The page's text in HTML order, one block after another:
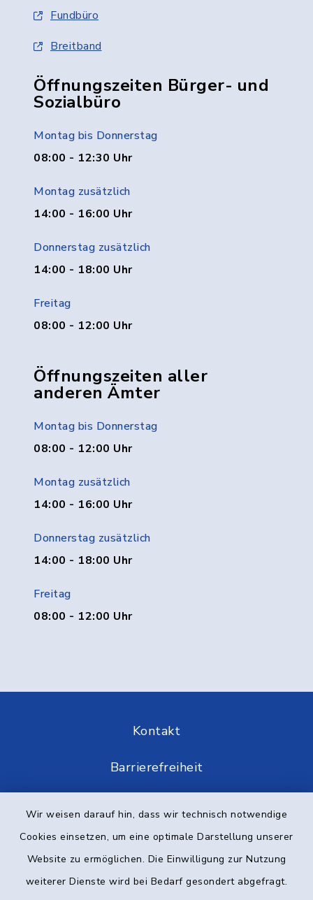
Wir weisen darauf hin, dass wir technisch notwendige
Cookies einsetzen, um eine optimale Darstellung unserer
Website zu ermöglichen. Die Einwilligung zur Nutzung
weiterer Dienste wird bei Bedarf gesondert abgefragt.
Fundbüro
Breitband
Öffnungszeiten Bürger- und
Sozialbüro
Montag bis Donnerstag
08:00 - 12:30 Uhr
Montag zusätzlich
14:00 - 16:00 Uhr
Donnerstag zusätzlich
14:00 - 18:00 Uhr
Freitag
08:00 - 12:00 Uhr
Öffnungszeiten aller
anderen Ämter
Montag bis Donnerstag
08:00 - 12:00 Uhr
Montag zusätzlich
14:00 - 16:00 Uhr
Donnerstag zusätzlich
14:00 - 18:00 Uhr
Freitag
08:00 - 12:00 Uhr
Kontakt
Barrierefreiheit
Impressum
Elektronische Kommunikation